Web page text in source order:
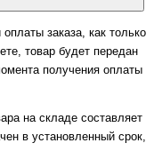
заказа, как только
товар будет передан
получения оплаты
на складе составляет
в установленный срок,